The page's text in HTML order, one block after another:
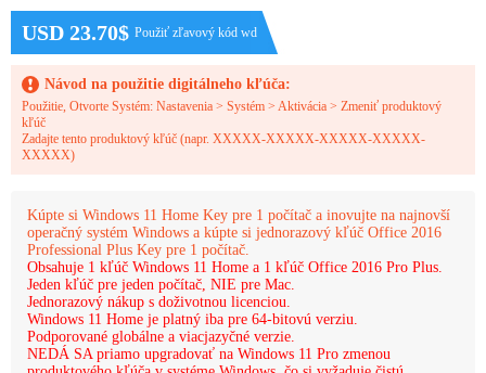
USD 23.70$ Použiť zľavový kód wd
Návod na použitie digitálneho kľúča:
Použitie, Otvorte Systém: Nastavenia > Systém > Aktivácia > Zmeniť produktový
kľúč
Zadajte tento produktový kľúč (napr. XXXXX-XXXXX-XXXXX-XXXXX-
XXXXX)
Kúpte si Windows 11 Home Key pre 1 počítač a inovujte na najnovší
operačný systém Windows a kúpte si jednorazový kľúč Office 2016
Professional Plus Key pre 1 počítač.
Obsahuje 1 kľúč Windows 11 Home a 1 kľúč Office 2016 Pro Plus.
Jeden kľúč pre jeden počítač, NIE pre Mac.
Jednorazový nákup s doživotnou licenciou.
Windows 11 Home je platný iba pre 64-bitovú verziu.
Podporované globálne a viacjazyčné verzie.
NEDÁ SA priamo upgradovať na Windows 11 Pro zmenou